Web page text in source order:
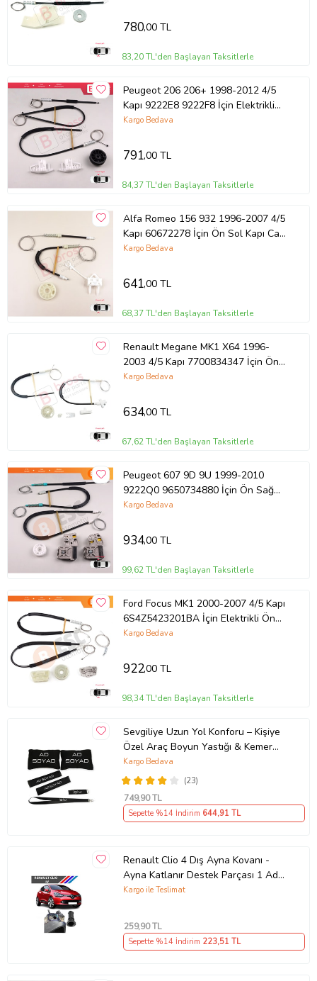
780,00 TL
83,20 TL'den Başlayan Taksitlerle
Peugeot 206 206+ 1998-2012 4/5
Kapı 9222E8 9222F8 İçin Elektrikli
Ön Sağ Kapı Cam Kriko Tamir Seti
Kargo Bedava
791,00 TL
84,37 TL'den Başlayan Taksitlerle
Alfa Romeo 156 932 1996-2007 4/5
Kapı 60672278 İçin Ön Sol Kapı Cam
Kriko Tamir Seti
Kargo Bedava
641,00 TL
68,37 TL'den Başlayan Taksitlerle
Renault Megane MK1 X64 1996-
2003 4/5 Kapı 7700834347 İçin Ön
Sol Kapı Cam Kriko Tamir Seti
Kargo Bedava
634,00 TL
67,62 TL'den Başlayan Taksitlerle
Peugeot 607 9D 9U 1999-2010
9222Q0 9650734880 İçin Ön Sağ
Kapı Cam Kriko Tamir Seti Metal
Kargo Bedava
934,00 TL
99,62 TL'den Başlayan Taksitlerle
Ford Focus MK1 2000-2007 4/5 Kapı
6S4Z5423201BA İçin Elektrikli Ön
Sol Kapı Cam Kriko Tamir Seti
Kargo Bedava
922,00 TL
98,34 TL'den Başlayan Taksitlerle
Sevgiliye Uzun Yol Konforu – Kişiye
Özel Araç Boyun Yastığı & Kemer
Pedi Hediye Seti
(23)
Kargo Bedava
749,90 TL
Sepette %14 İndirim 644,91 TL
Renault Clio 4 Dış Ayna Kovanı -
Ayna Katlanır Destek Parçası 1 Adet
490307706 M3625
Kargo ile Teslimat
259,90 TL
Sepette %14 İndirim 223,51 TL